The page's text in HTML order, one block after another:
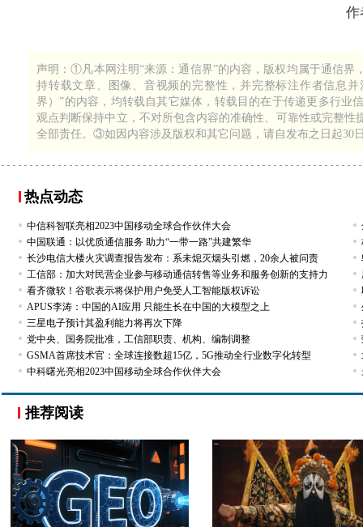
声明：①凡本网注明“来源：通信界”的内容，版权均属于通信
持转载文章、图像、音视频的完整性，并完整标注作者信息
界）”的内容，均转载自其它媒体，转载目的在于传递更多行业
观点判断保持中立，不对所包含内容的准确性、可靠性或完整
全部责任。③如因内容涉及版权和其它问题，请自发布之日起30
热点动态
中信科智联亮相2023中国移动全球合作伙伴大会
中国联通：以优质通信服务 助力“一带一路”共建繁华
长沙电信大楼火灾调查报告发布：系未熄灭烟头引燃，20余人被问责
工信部：加大对民营企业参与移动通信转售等业务和服务创新的支持力
看齐微软！谷歌表示将保护用户免受人工智能版权诉讼
APUS李涛：中国的AI应用 只能生长在中国的大模型之上
三星电子预计其盈利能力将再次下降
党中央、国务院批准，工信部职责、机构、编制调整
GSMA首席技术官：全球连接数超15亿，5G推动全行业数字化转型
中科曙光亮相2023中国移动全球合作伙伴大会
推荐阅读